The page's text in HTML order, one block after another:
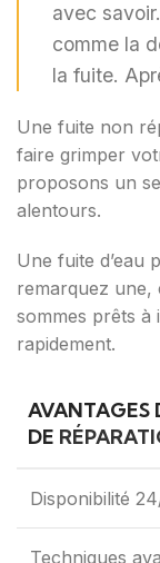
avec
comme la
la fuite.
Une fuite non
faire grimper
proposons un
alentours.
Une fuite d’eau
remarquez une,
sommes prêts à
rapidement.
AVANTAGES
DE
Disponibilité
Techniques